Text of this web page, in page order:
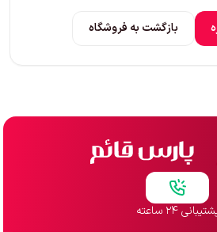
بازگشت به فروشگاه
۲۴ ساعته